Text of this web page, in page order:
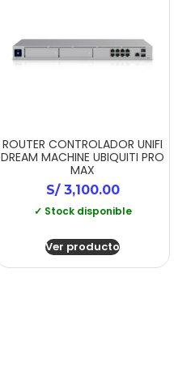
ROUTER CONTROLADOR UNIFI
DREAM MACHINE UBIQUITI PRO
MAX
S/3,100.00
✓ Stock disponible
Ver producto